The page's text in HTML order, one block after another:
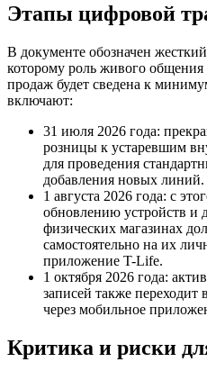
Этапы цифровой
В документе обозначен
которому роль живого общения
продаж будет сведена к
включают:
31 июля 2026 года:
розницы к устаревшим
для проведения
добавления новых линий.
1 августа 2026 года: с
обновлению устройств и
физических магазинах
самостоятельно на их
приложение T-Life.
1 октября 2026 года:
записей также
через мобильное
Критика и риски